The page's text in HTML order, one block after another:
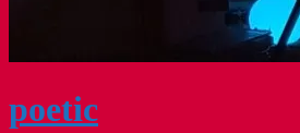
poetic